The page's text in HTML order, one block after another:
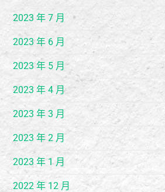
2023 年 7 月
2023 年 6 月
2023 年 5 月
2023 年 4 月
2023 年 3 月
2023 年 2 月
2023 年 1 月
2022 年 12 月